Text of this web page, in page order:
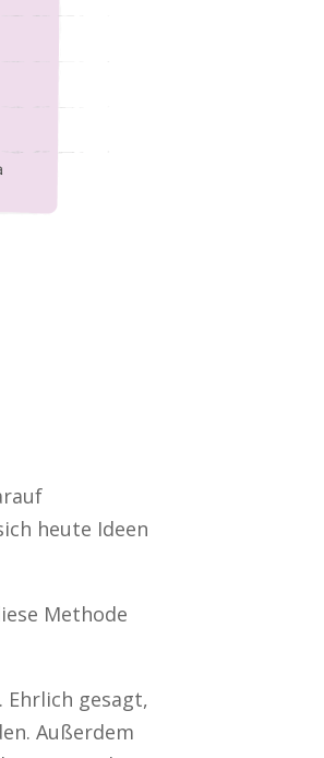
heute Ideen
Methode
gesagt,
Außerdem